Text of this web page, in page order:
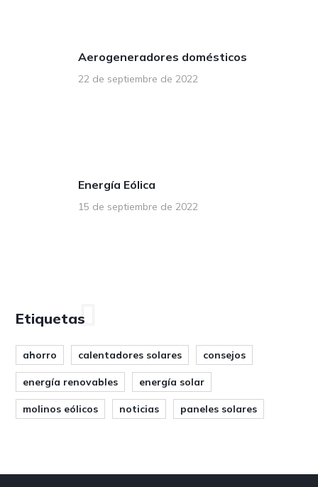
Aerogeneradores domésticos
22 de septiembre de 2022
Energía Eólica
15 de septiembre de 2022
Etiquetas
ahorro calentadores solares consejos
energía renovables energía solar
molinos eólicos noticias paneles solares